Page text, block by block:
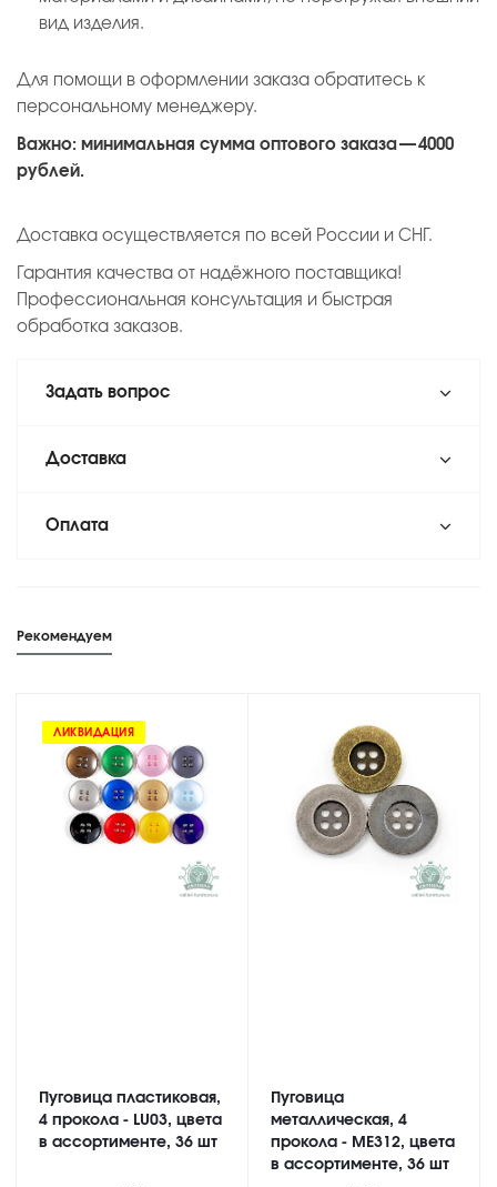
вид изделия.
Для помощи в оформлении заказа обратитесь к
персональному менеджеру.
Важно: минимальная сумма оптового заказа — 4000
рублей.
Доставка осуществляется по всей России и СНГ.
Гарантия качества от надёжного поставщика!
Профессиональная консультация и быстрая
обработка заказов.
Задать вопрос
Доставка
Оплата
Рекомендуем
ЛИКВИДАЦИЯ
Пуговица пластиковая,
4 прокола - LU03, цвета
в ассортименте, 36 шт
Пуговица
металлическая, 4
прокола - ME312, цвета
в ассортименте, 36 шт